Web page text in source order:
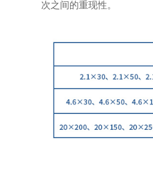
次之间的重现性。